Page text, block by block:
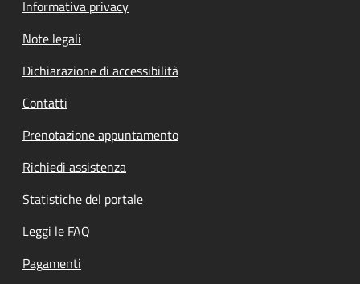
Informativa privacy
Note legali
Dichiarazione di accessibilità
Contatti
Prenotazione appuntamento
Richiedi assistenza
Statistiche del portale
Leggi le FAQ
Pagamenti